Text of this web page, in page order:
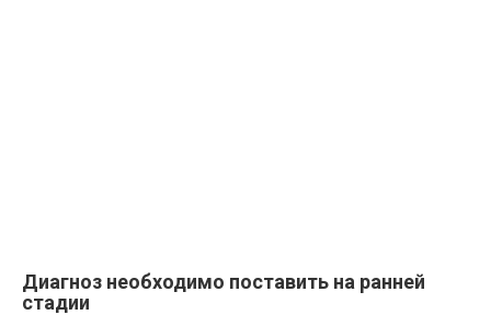
Диагноз необходимо поставить на ранней
стадии